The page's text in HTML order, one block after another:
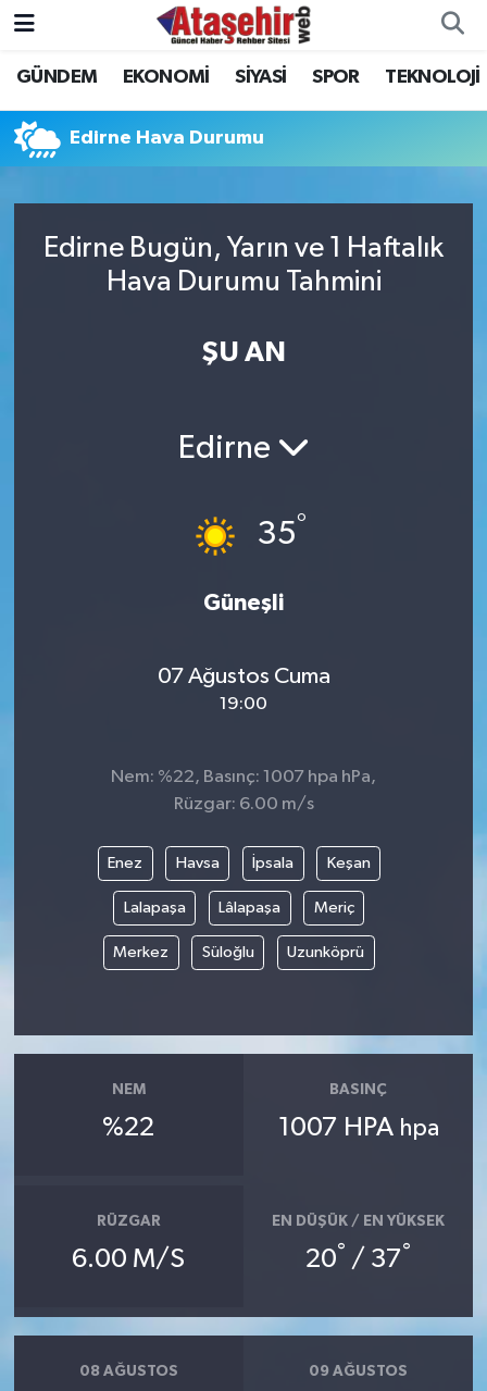
GÜNDEM EKONOMİ SİYASİ SPOR TEKNOLOJİ
Edirne Hava Durumu
Edirne Bugün, Yarın ve 1 Haftalık
Hava Durumu Tahmini
ŞU AN
Edirne
35°
Güneşli
07 Ağustos Cuma
19:00
Nem: %22, Basınç: 1007 hpa hPa,
Rüzgar: 6.00 m/s
Enez Havsa İpsala Keşan
Lalapaşa Lâlapaşa Meriç
Merkez Süloğlu Uzunköprü
NEM
%22
BASINÇ
1007 HPA hpa
RÜZGAR
6.00 M/S
EN DÜŞÜK / EN YÜKSEK
20° / 37°
08 AĞUSTOS 09 AĞUSTOS
Hava Durumu
Trafik Durumu
Tüm Manşetler